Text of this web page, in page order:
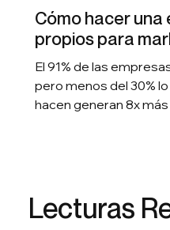
Lecturas
Cómo hacer
propios para
El 91% de las
pero menos del 30%
hacen generan 8x